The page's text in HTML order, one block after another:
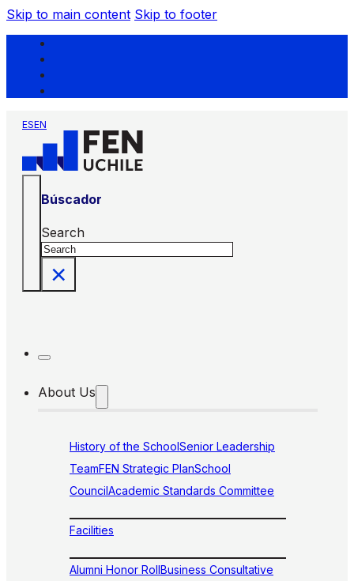
Skip to main content Skip to footer
ESEN
Búscador
Search
×
About Us
History of the SchoolSenior Leadership
TeamFEN Strategic PlanSchool
CouncilAcademic Standards Committee
Facilities
Alumni Honor RollBusiness Consultative